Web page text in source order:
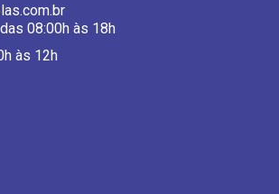
08:00h às 18h
às 12h